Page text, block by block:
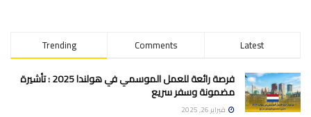
Trending Comments Latest
فرصة رائعة للعمل الموسمي في هولندا 2025 : تأشيرة
مضمونة وسفر سريع
فبراير 26, 2025